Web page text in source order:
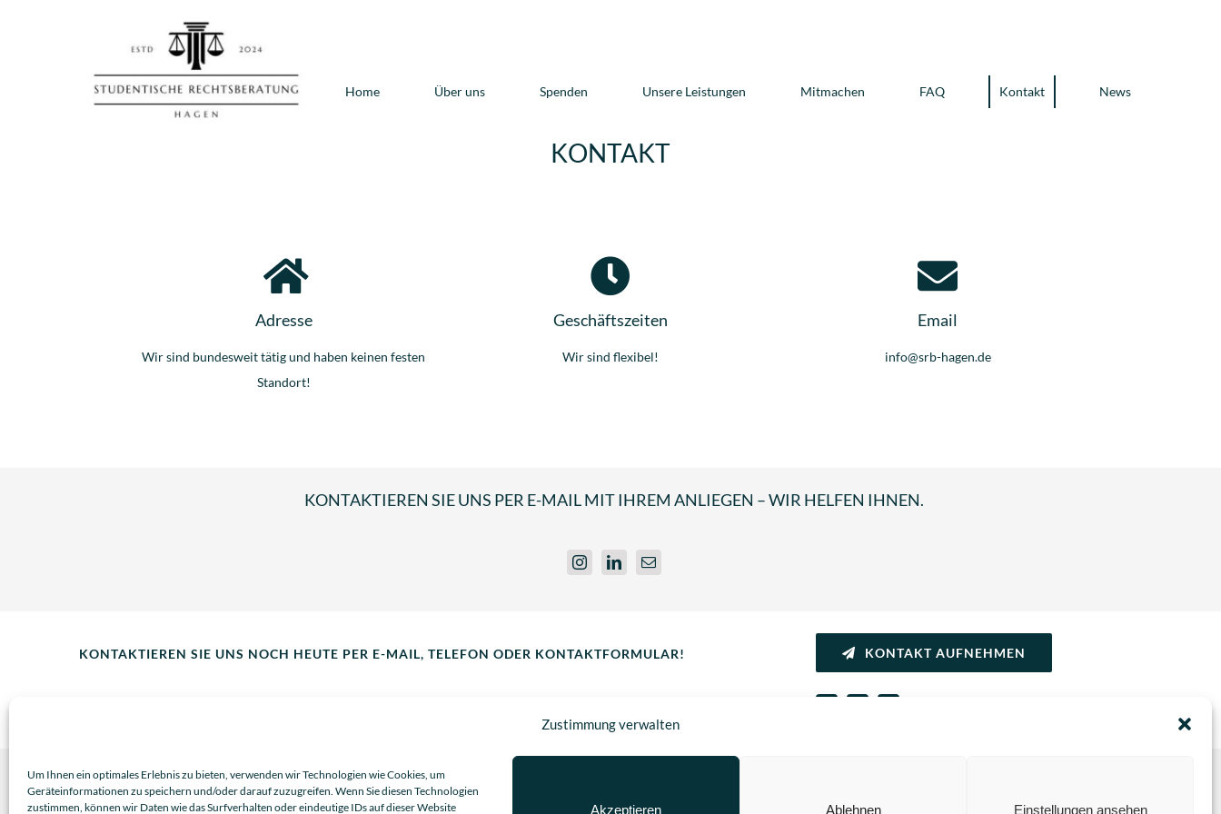
Zustimmung verwalten
Um Ihnen ein optimales Erlebnis zu bieten, verwenden wir Technologien wie Cookies, um
Geräteinformationen zu speichern und/oder darauf zuzugreifen. Wenn Sie diesen Technologien
zustimmen, können wir Daten wie das Surfverhalten oder eindeutige IDs auf dieser Website
Akzeptieren Ablehnen Einstellungen ansehen
Home
Über uns Spenden Unsere Leistungen Mitmachen FAQ Kontakt News
KONTAKT
Adresse
Wir sind bundesweit tätig und haben keinen festen
Standort!
Geschäftszeiten
Wir sind flexibel!
Email
info@srb-hagen.de
KONTAKTIEREN SIE UNS PER E-MAIL MIT IHREM ANLIEGEN – WIR HELFEN IHNEN.
KONTAKTIEREN SIE UNS NOCH HEUTE PER E-MAIL, TELEFON ODER KONTAKTFORMULAR! KONTAKT AUFNEHMEN